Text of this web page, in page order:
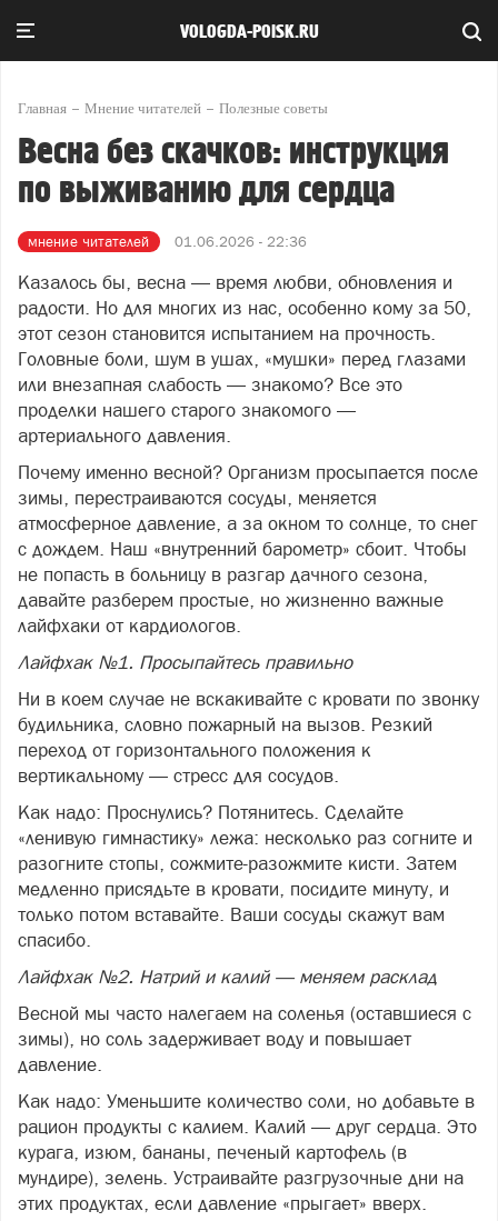
VOLOGDA-POISK.RU
Главная Мнение читателей Полезные советы
Весна без скачков: инструкция
по выживанию для сердца
мнение читателей 01.06.2026 - 22:36
Казалось бы, весна — время любви, обновления и
радости. Но для многих из нас, особенно кому за 50,
этот сезон становится испытанием на прочность.
Головные боли, шум в ушах, «мушки» перед глазами
или внезапная слабость — знакомо? Все это
проделки нашего старого знакомого —
артериального давления.
Почему именно весной? Организм просыпается после
зимы, перестраиваются сосуды, меняется
атмосферное давление, а за окном то солнце, то снег
с дождем. Наш «внутренний барометр» сбоит. Чтобы
не попасть в больницу в разгар дачного сезона,
давайте разберем простые, но жизненно важные
лайфхаки от кардиологов.
Лайфхак №1. Просыпайтесь правильно
Ни в коем случае не вскакивайте с кровати по звонку
будильника, словно пожарный на вызов. Резкий
переход от горизонтального положения к
вертикальному — стресс для сосудов.
Как надо: Проснулись? Потянитесь. Сделайте
«ленивую гимнастику» лежа: несколько раз согните и
разогните стопы, сожмите-разожмите кисти. Затем
медленно присядьте в кровати, посидите минуту, и
только потом вставайте. Ваши сосуды скажут вам
спасибо.
Лайфхак №2. Натрий и калий — меняем расклад
Весной мы часто налегаем на соленья (оставшиеся с
зимы), но соль задерживает воду и повышает
давление.
Как надо: Уменьшите количество соли, но добавьте в
рацион продукты с калием. Калий — друг сердца. Это
курага, изюм, бананы, печеный картофель (в
мундире), зелень. Устраивайте разгрузочные дни на
этих продуктах, если давление «прыгает» вверх.